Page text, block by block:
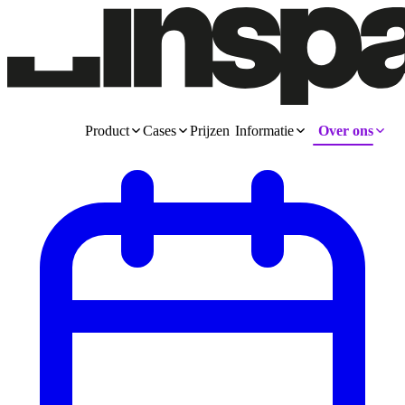
Product Cases Prijzen Informatie Over ons